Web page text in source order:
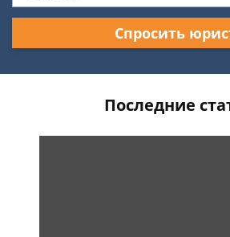
Спросить
Последние